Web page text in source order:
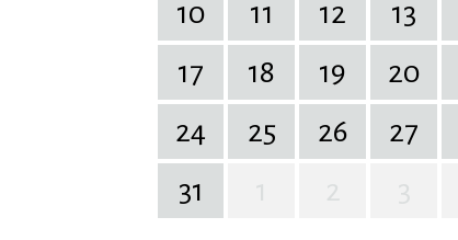
10
11 12 13
17
18 19 20
24
25 26 27
31